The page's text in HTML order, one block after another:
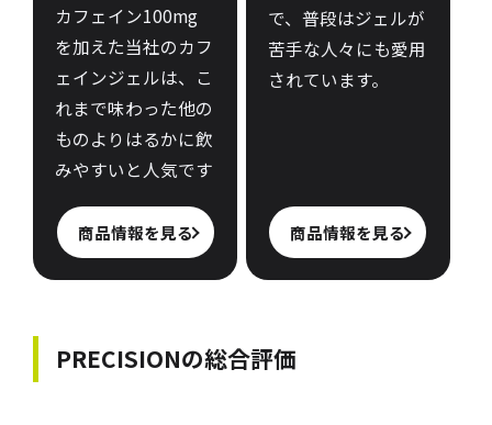
カフェイン100mg
を加えた当社のカフ
ェインジェルは、こ
れまで味わった他の
ものよりはるかに飲
みやすいと人気です
商品情報を見る
で、普段はジェルが
苦手な人々にも愛用
されています。
商品情報を見る
PRECISIONの総合評価